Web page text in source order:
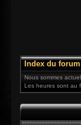
Index du forum
Nous sommes
Les heures sont au